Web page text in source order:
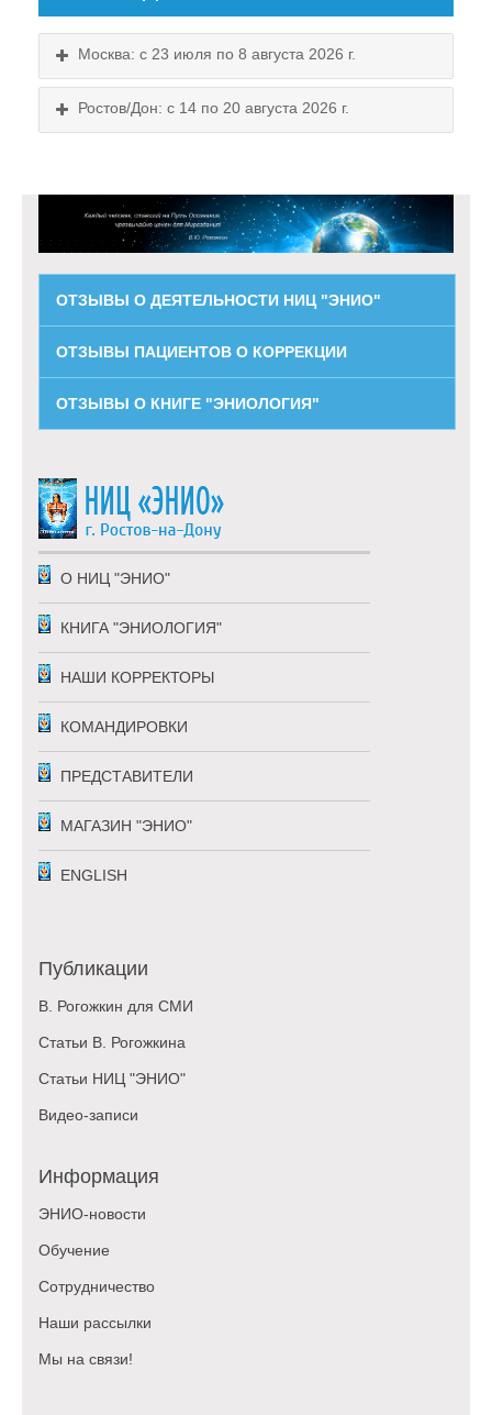
персональные данные:
Имя Пользователя
Адрес электронной почты
Номер телефона
Почтовый адрес
персональных данных осуществляется
Оператором исключительно в целях:
-- заключения и исполнения договоров
дистанционной продажи товаров,
размещенных на Сайте.
персонализированного сервиса;
-- предоставление доступа к услугам,
-- связь с Пользователями, в том
числе для направления им
уведомлений, запросов и
информации, касающихся
использования сайта, обработки
запросов и заявок Пользователей, для
отправки им по электронной почте
информационных, образовательных, а
также маркетинговых сообщений
Оператора, относящихся к нашим
услугам;
клиентского сервиса и повышение
Персональные данные Оператором не
распространяются и не передаются
материалами необходимо указать только
имя Пользователя и Адрес электронной
момент отказаться от рассылки путем
направления Оператору запроса на отказ
или нажатием соответствующей кнопки
рассылки.
3. Порядок обработки
Оператор с уважением относится к
информации Пользователей и прилагает
Москва: с 23 июля по 8 августа 2026 г.
понедельник, пятница
Ростов/Дон: с 14 по 20 августа 2026 г.
Выходные:
понедельник, пятница
ОТЗЫВЫ О ДЕЯТЕЛЬНОСТИ НИЦ "ЭНИО"
ОТЗЫВЫ ПАЦИЕНТОВ О КОРРЕКЦИИ
ОТЗЫВЫ О КНИГЕ "ЭНИОЛОГИЯ"
О НИЦ "ЭНИО"
КНИГА "ЭНИОЛОГИЯ"
НАШИ КОРРЕКТОРЫ
КОМАНДИРОВКИ
ПРЕДСТАВИТЕЛИ
МАГАЗИН "ЭНИО"
ENGLISH
Публикации
В. Рогожкин для СМИ
Статьи В. Рогожкина
Статьи НИЦ "ЭНИО"
Видео-записи
Информация
ЭНИО-новости
Обучение
Сотрудничество
Наши рассылки
Мы на связи!